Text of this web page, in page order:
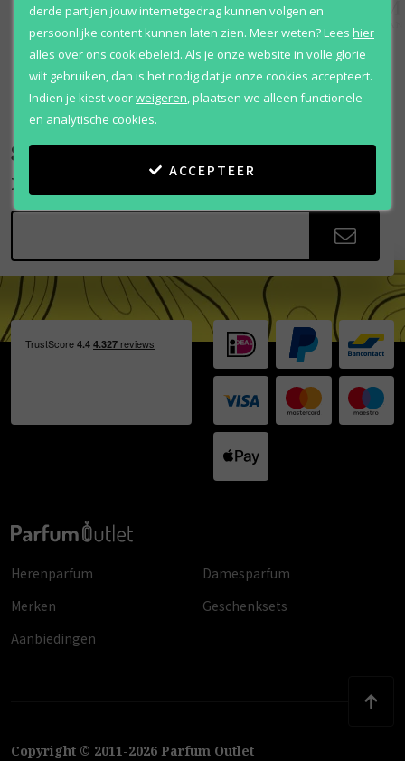
Scherpe aanbiedingen
in je mailbox
Herenparfum
Damesparfum
Merken
Geschenksets
Aanbiedingen
Copyright © 2011-2026 Parfum Outlet
derde partijen jouw internetgedrag kunnen volgen en
persoonlijke content kunnen laten zien. Meer weten?Lees hier
alles over ons cookiebeleid. Als je onze website in volle glorie
wilt gebruiken, dan is het nodig dat je onze cookies accepteert.
Indien je kiest voorweigeren plaatsen we alleen functionele
en analytische cookies.
ACCEPTEER